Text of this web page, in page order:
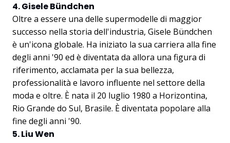
4. Gisele Bündchen
Oltre a essere una delle supermodelle di maggior
successo nella storia dell'industria, Gisele Bündchen
è un'icona globale. Ha iniziato la sua carriera alla fine
degli anni '90 ed è diventata da allora una figura di
riferimento, acclamata per la sua bellezza,
professionalità e lavoro influente nel settore della
moda e oltre. È nata il 20 luglio 1980 a Horizontina,
Rio Grande do Sul, Brasile. È diventata popolare alla
fine degli anni '90.
5. Liu Wen